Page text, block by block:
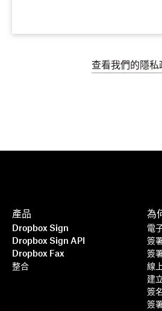
查看我們的隱私
產品
Dropbox Sign
Dropbox Sign API
Dropbox Fax
整合
為
電
簽
簽
線
建
簽
簽